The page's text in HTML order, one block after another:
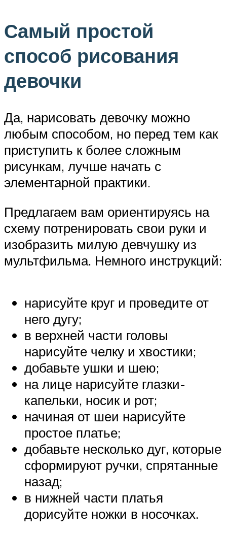
Самый простой
способ рисования
девочки
Да, нарисовать девочку можно
любым способом, но перед тем как
приступить к более сложным
рисункам, лучше начать с
элементарной практики.
Предлагаем вам ориентируясь на
схему потренировать свои руки и
изобразить милую девчушку из
мультфильма. Немного инструкций:
нарисуйте круг и проведите от
него дугу;
в верхней части головы
нарисуйте челку и хвостики;
добавьте ушки и шею;
на лице нарисуйте глазки-
капельки, носик и рот;
начиная от шеи нарисуйте
простое платье;
добавьте несколько дуг, которые
сформируют ручки, спрятанные
назад;
в нижней части платья
дорисуйте ножки в носочках.